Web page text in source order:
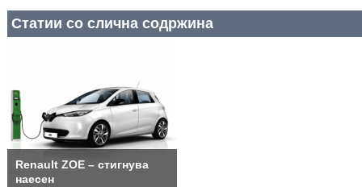
Статии со слична содржина
Renault ZOE – стигнува
наесен